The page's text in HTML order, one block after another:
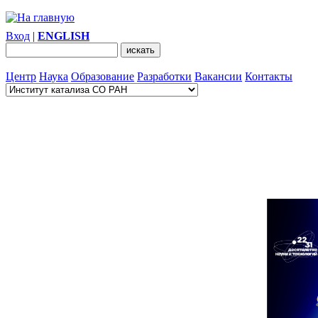
Вход | ENGLISH
Центр Наука Образование Разработки Вакансии Контакты